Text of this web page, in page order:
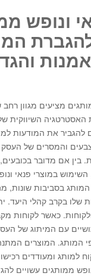
ונופש
מציעים מגוון
האסטרטגיה השיווקית
להגביר את המודעות
והמסרים של
בין אם מדובר
השימוש במוצרי פנאי
בסביבות שונות,
שלו בקרב קהלי היעד.
כאשר לקוחות
עם המיתוג של
המותג. המוצרים
למותג ומעודדים
ממותגים עשויים